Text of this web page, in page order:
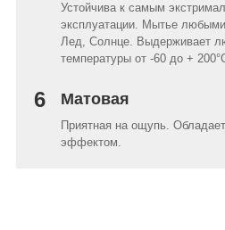
Устойчива к самым
эксплуатации. Мытье
Лед, Солнце. Выдерживает
температуры от -60 до +
6 Матовая
Приятная на ощупь.
эффектом.